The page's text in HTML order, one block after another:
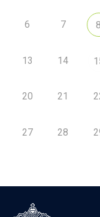
6 7 8
13 14
20 21
27 28